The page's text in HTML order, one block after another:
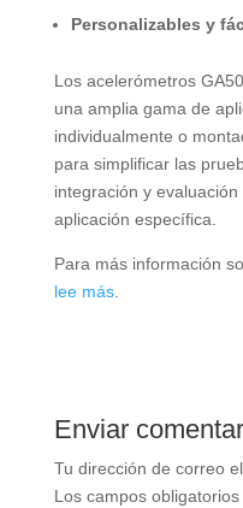
Personalizables y
Los acelerómetros
una amplia gama de
individualmente o
para simplificar las
integración y
aplicación específica.
Para más información
lee más.
Enviar
Tu dirección de correo
Los campos